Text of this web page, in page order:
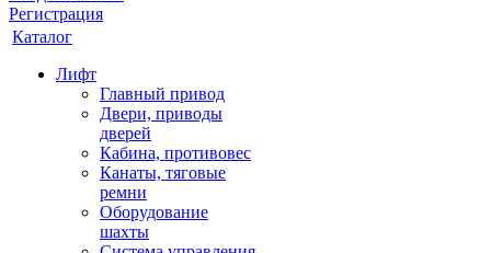
Регистрация
Каталог
Лифт
Главный привод
Двери, приводы
дверей
Кабина, противовес
Канаты, тяговые
ремни
Оборудование
шахты